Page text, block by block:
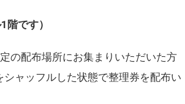
階です）
の配布場所にお集まりいただいた方
シャッフルした状態で整理券を配布い